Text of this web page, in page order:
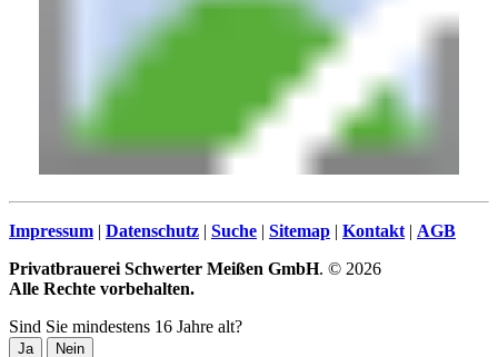
Impressum | Datenschutz | Suche | Sitemap | Kontakt | AGB
Privatbrauerei Schwerter Meißen GmbH. © 2026
Alle Rechte vorbehalten.
Sind Sie mindestens 16 Jahre alt?